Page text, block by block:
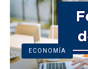
ECONOMÍA